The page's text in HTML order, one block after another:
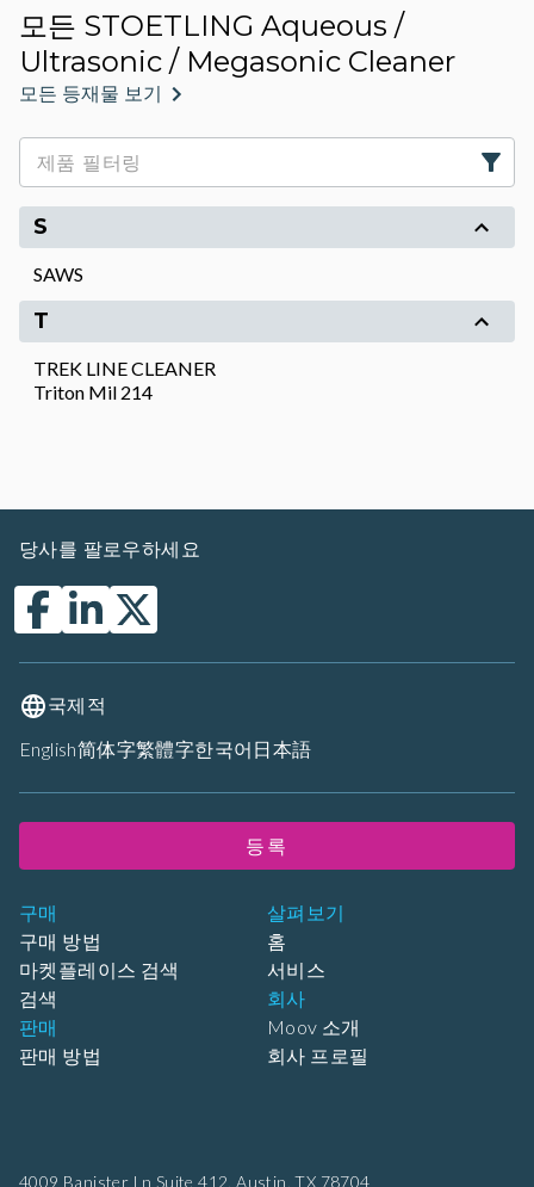
모든 STOETLING Aqueous /
Ultrasonic / Megasonic Cleaner
모든 등재물 보기
S
SAWS
T
TREK LINE CLEANER
Triton Mil 214
4009 Banister Ln Suite 412, Austin, TX 78704
구매
구매 방법
마켓플레이스 검색
검색
판매
판매 방법
살펴보기
홈
서비스
회사
Moov 소개
회사 프로필
당사를 팔로우하세요
국제적
English简体字繁體字한국어 日本語
등록